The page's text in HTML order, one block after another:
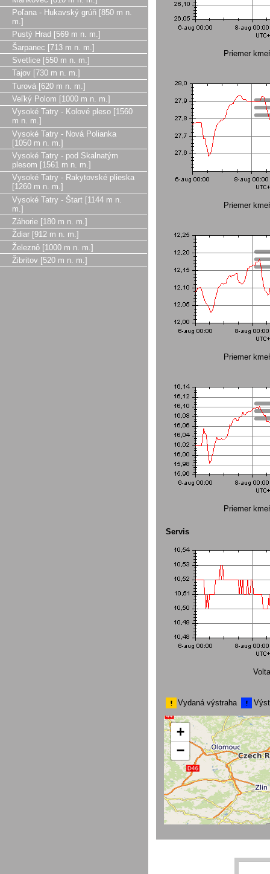
Poľana - Hukavský grúň [850 m n.
m.]
Pustý Hrad [569 m n. m.]
Šarpanec [713 m n. m.]
Svetlice [550 m n. m.]
Tajov [730 m n. m.]
Turová [620 m n. m.]
Veľký Polom [1000 m n. m.]
Vysoké Tatry - Kolové pleso [1560
m n. m.]
Vysoké Tatry - Nová Polianka
[1050 m n. m.]
Vysoké Tatry - pod Skalnatým
plesom [1561 m n. m.]
Vysoké Tatry - Rakytovské plieska
[1260 m n. m.]
Vysoké Tatry - Štart [1144 m n.
m.]
Záhorie [180 m n. m.]
Ždiar [912 m n. m.]
Železnô [1000 m n. m.]
Žibritov [520 m n. m.]
Priemer
Priemer
Priemer
Priemer
Servis
Vydaná výstraha
+
−